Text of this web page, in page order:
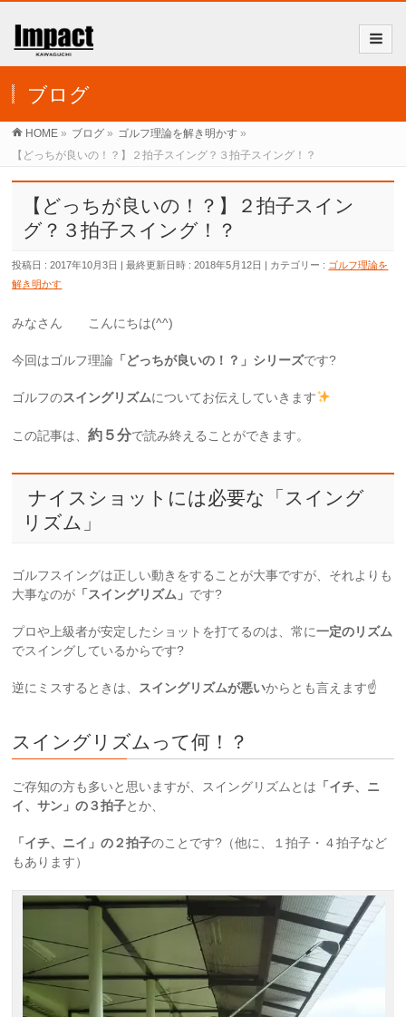
ブログ
HOME » ブログ » ゴルフ理論を解き明かす »
【どっちが良いの！？】２拍子スイング？３拍子スイング！？
【どっちが良いの！？】２拍子スイン
グ？３拍子スイング！？
投稿日 : 2017年10月3日 最終更新日時 : 2018年5月12日 カテゴリー : ゴルフ理論を
解き明かす
みなさん こんにちは(^^)
今回はゴルフ理論 「どっちが良いの！？」シリーズです?
ゴルフのスイングリズムについてお伝えしていきます
この記事は、約５分で読み終えることができます。
ナイスショットには必要な「スイング
リズム」
ゴルフスイングは正しい動きをすることが大事ですが、それよりも
大事なのが 「スイングリズム」 です?
プロや上級者が安定したショットを打てるのは、常に一定のリズム
でスイングしているからです?
逆にミスするときは、 スイングリズムが悪いからとも言えます☝
スイングリズムって何！？
ご存知の方も多いと思いますが、スイングリズムとは 「イチ、ニ
イ、サン」の３拍子とか、
「イチ、ニイ」の２拍子のことです?（他に、１拍子・４拍子など
もあります）